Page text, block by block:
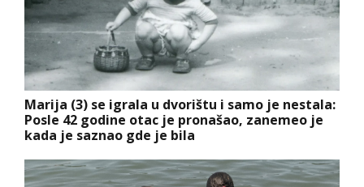
Marija (3) se igrala u dvorištu i samo je nestala:
Posle 42 godine otac je pronašao, zanemeo je
kada je saznao gde je bila